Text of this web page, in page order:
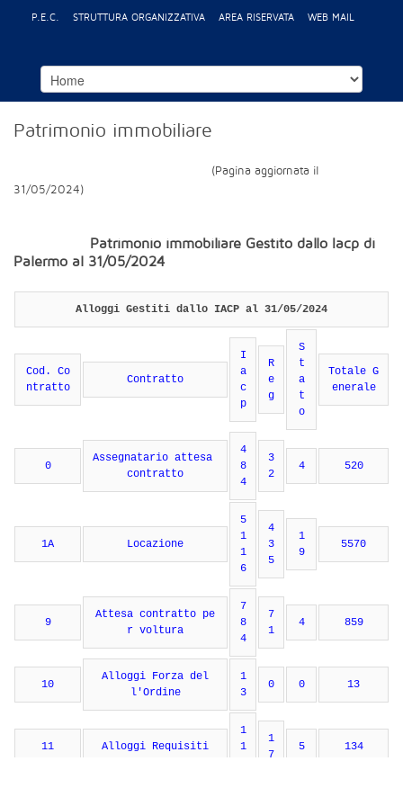
P.E.C. STRUTTURA ORGANIZZATIVA AREA RISERVATA WEB MAIL
Patrimonio immobiliare
(Pagina aggiornata il
31/05/2024)
Patrimonio immobiliare Gestito dallo Iacp di
Palermo al 31/05/2024
Alloggi Gestiti dallo IACP al 31/05/2024
Cod. Co
ntratto
Contratto
I
a
c
p
R
e
g
S
t
a
t
o
Totale G
enerale
0
Assegnatario attesa
contratto
4
8
4
3
2
4 520
1A Locazione
5
1
1
6
4
3
5
1
9
5570
9
Attesa contratto pe
r voltura
7
8
4
7
1
4 859
10
Alloggi Forza del
l'Ordine
1
3
0 0 13
11 Alloggi Requisiti
1
1
1
7
5 134